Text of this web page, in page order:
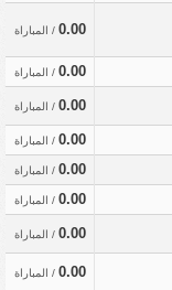
0.00 / المباراة
0.00 / المباراة
0.00 / المباراة
0.00 / المباراة
0.00 / المباراة
0.00 / المباراة
0.00 / المباراة
0.00 / المباراة